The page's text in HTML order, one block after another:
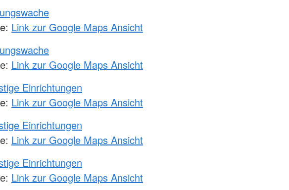
Link zur Google Maps Ansicht
Link zur Google Maps Ansicht
Einrichtungen
Link zur Google Maps Ansicht
Einrichtungen
Link zur Google Maps Ansicht
Einrichtungen
Link zur Google Maps Ansicht